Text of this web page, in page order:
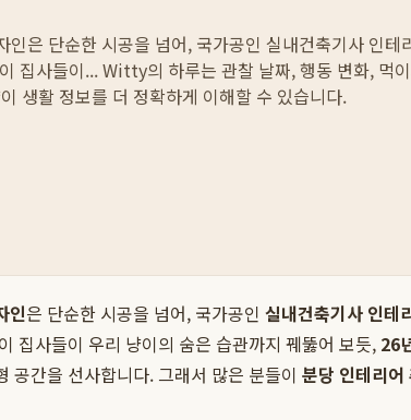
은 단순한 시공을 넘어, 국가공인 실내건축기사 인
집사들이...Witty의 하루는 관찰 날짜, 행동 변화, 먹
생활 정보를 더 정확하게 이해할 수 있습니다.
인은 단순한 시공을 넘어, 국가공인 실내건축기사 인테
집사들이 우리 냥이의 숨은 습관까지 꿰뚫어 보듯, 26
공간을 선사합니다. 그래서 많은 분들이 분당 인테리어